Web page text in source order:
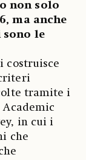
non solo
ma anche
sono le
costruisce
tramite i
in cui i
che